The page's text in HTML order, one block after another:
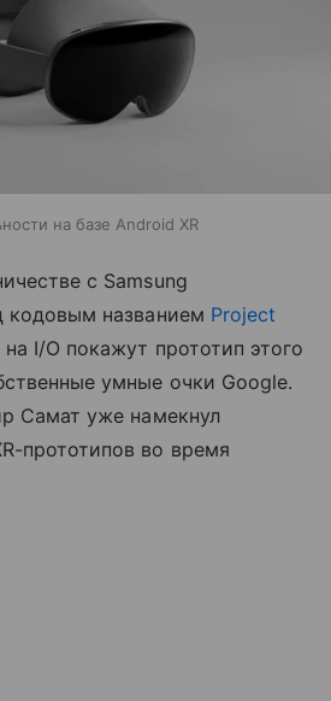
на базе Android XR
с Samsung
кодовым названием Project
I/O покажут прототип этого
умные очки Google.
Самат уже намекнул
прототипов во время